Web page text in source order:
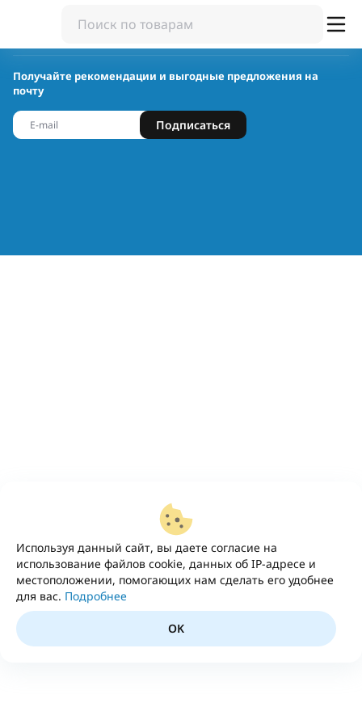
Используя данный сайт, вы даете согласие на
использование файлов cookie, данных об IP-адресе и
местоположении, помогающих нам сделать его удобнее
для вас. Подробнее
OK
Получайте рекомендации и выгодные предложения на
почту
Подписаться